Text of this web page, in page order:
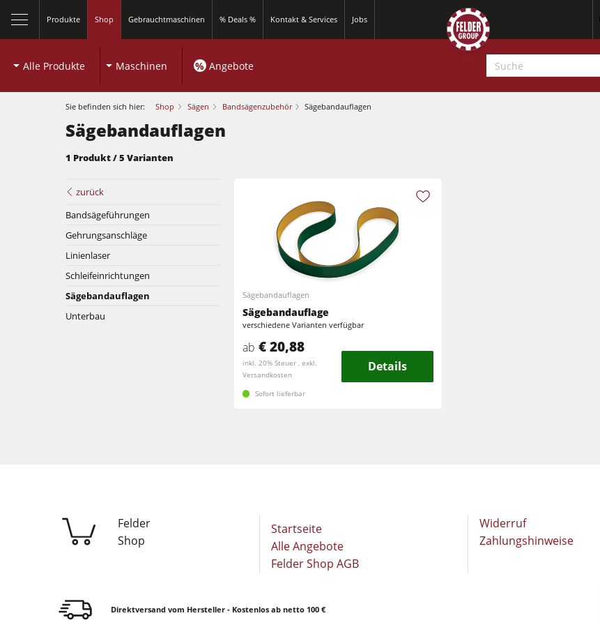
Produkte Shop Gebrauchtmaschinen % Deals % Kontakt & Services Jobs
Hobelmaschinen
Fräsmaschinen Kreissäge-Fräsmaschinen
CNC-Bearbeitungszentren
Kantenanleimmaschinen
Breitbandschleifmaschinen
Bürst- und Bürstschleifmaschinen Bandsägen
Druckbalkensägen & Plattenaufteilsägen
Automatisierung & Materialhandling
Projektmanagement
Kreissägen und Formatkreissägen Hobelmaschinen
Fräsmaschinen Kreissäge-Fräsmaschinen
Kantenanleimmaschinen
Bandsägen
Alle Produkte Maschinen % Angebote
Sie befinden sich hier: Shop Sägen Bandsägenzubehör Sägebandauflagen
Sägebandauflagen
1 Produkt / 5 Varianten
zurück
Bandsägeführungen
Gehrungsanschläge
Linienlaser
Schleifeinrichtungen
Sägebandauflagen
Unterbau
Sägebandauflagen
Sägebandauflage
verschiedene Varianten verfügbar
ab € 20,88
inkl. 20% Steuer , exkl.
Versandkosten
Details
Sofort lieferbar
Felder
Shop
Startseite
Alle Angebote
Felder Shop AGB
Widerruf
Zahlungshinweise
Direktversand vom Hersteller - Kostenlos ab netto 100 €